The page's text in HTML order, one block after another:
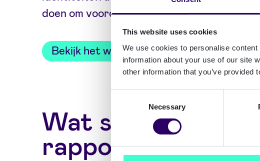
This website uses cookies
We use cookies to personalise
information about your use of our site
other information that you’ve
Necessary
doen om voorop te blijven lopen.
Bekijk het webinar
Wat staat er in
rapport